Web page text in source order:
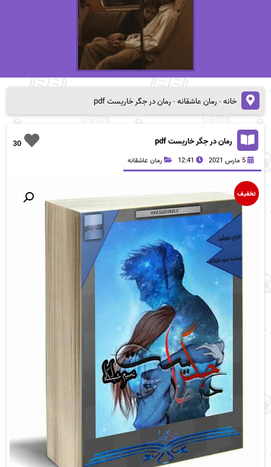
خانه-رمان عاشقانه-رمان در جگر خاریست pdf
30 رمان در جگر خاریست pdf
5 مارس 2021 12:41 رمان عاشقانه
تخفیف